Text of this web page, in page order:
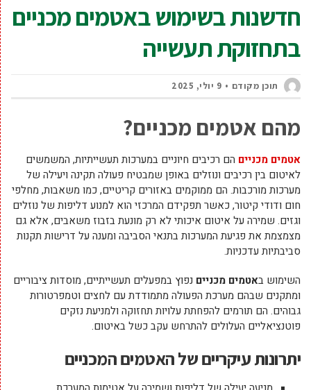
חדשנות בשימוש באטמים מכניים
בתחזוקת תעשייה
תוכן מקודם 9 יולי, 2025
מהם אטמים מכניים?
אטמים מכניים הם רכיבים חיוניים במערכות תעשייתיות, המשמשים
לאיטום בין רכיבים ונוזלים באופן שמבטיח פעולה תקינה ויעילה של
מערכות מורכבות. הם ממוקמים באזורים קריטיים, כמו משאבות, מחלפי
חום ודודי קיטור, כאשר תפקידם המרכזי הוא למנוע דליפות של נוזלים
וגזים. שמירה על איטום איכותי לא רק מונעת בזבוז משאבים, אלא גם
מצמצמת את פגיעת המערכות בתנאי הסביבה ומענה על דרישות תקנות
סביבתיות עדכניות.
השימוש באטמים מכניים נפוץ במפעלים תעשייתיים, מוסדות ציבוריים
ומתקנים שבהם מערכת הפעולה מתמודדת עם לחצים וטמפרטורות
גבוהים. הם תורמים להפחתת עלויות תחזוקה ולמניעת נזקים
פוטנציאליים העלולים להתרחש עקב כשל באיטום.
יתרונות עיקריים של האטמים המכניים